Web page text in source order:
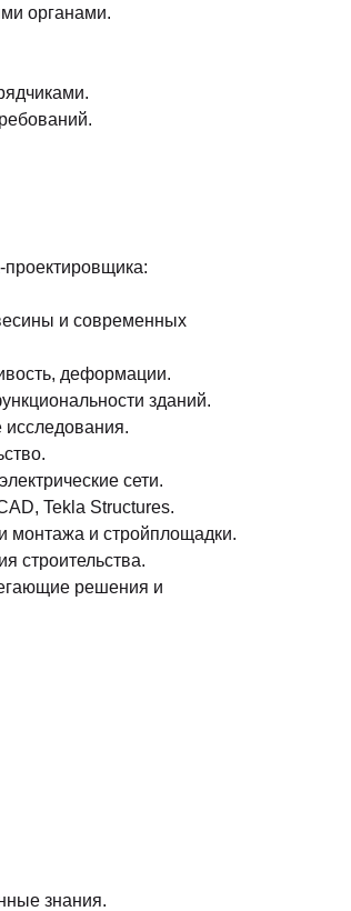
органами.
и современных
деформации.
зданий.
сети.
Tekla Structures.
монтажа и стройплощадки.
строительства.
решения и
знания.